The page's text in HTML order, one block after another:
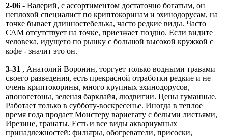
2-06 - Валерий, с ассортиментом достаточно богатым, он
неплохой специалист по криптокоринам и эхинодорусам, на
точке бывает длинностебелька, часто редкие виды. Часто
САМ отсутствует на точке, приезжает поздно. Если видите
человека, идущего по рынку с большой высокой кружкой с
кофе - значит это он.
3-31 , Анатолий Воронин, торгует только водными травами
своего разведения, есть прекрасной отработки редкие и не
очень криптокорины, много крупных эхинодорусов,
апоногетоны, зеленая барклайя, людвигии. Цены гуманные.
Работает только в субботу-воскресенье. Иногда в теплое
время года продает Монстеру вариегату с белыми листьями,
Ирезине, гранаты. Есть и все виды аквариумных
принадлежностей: фильтры, обогреватели, присоски,